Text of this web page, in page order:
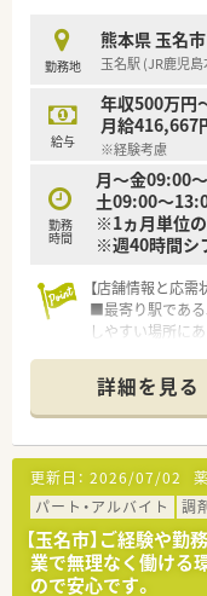
■それ以外に有
っかりと確保でき
■院内保育所も
勤務できる環境
勤務地
熊本県 玉名市
玉名駅 (JR鹿児
給与
年収500万円
月給416,667
※経験考慮
勤務
時間
月～金09:00
土09:00～
※1ヵ月単位
※週40時間シ
【店舗情報と応需
■最寄り駅である
しやすい場所にあ
数は約60枚となっ
■薬剤師は常勤2
組める環境が整っ
【法人特徴につい
■熊本県内で複数
く貢献している法
■ドライブスルー
変化に対応した
■薬剤師でもある
詳細を見る
更新日： 2026/07/02
パート・アルバイト
調
【玉名市】ご経験や
業で無理なく働ける
ので安心です。